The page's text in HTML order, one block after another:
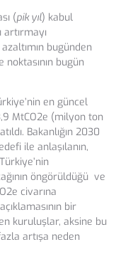
(pik yıl) kabul
bugünden
noktasının bugün
en güncel
MtCO2e (milyon ton
Bakanlığın 2030
ile anlaşılanın,
öngörüldüğü ve
civarına
bir
kuruluşlar, aksine bu
artışa neden